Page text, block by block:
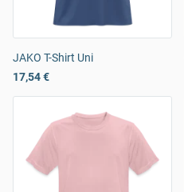
JAKO T-Shirt Uni
17,54 €